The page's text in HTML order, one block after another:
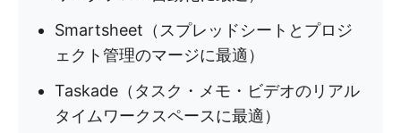
Smartsheet（スプレッドシートとプロジ
ェクト管理のマージに最適）
Taskade（タスク・メモ・ビデオのリアル
タイムワークスペースに最適）